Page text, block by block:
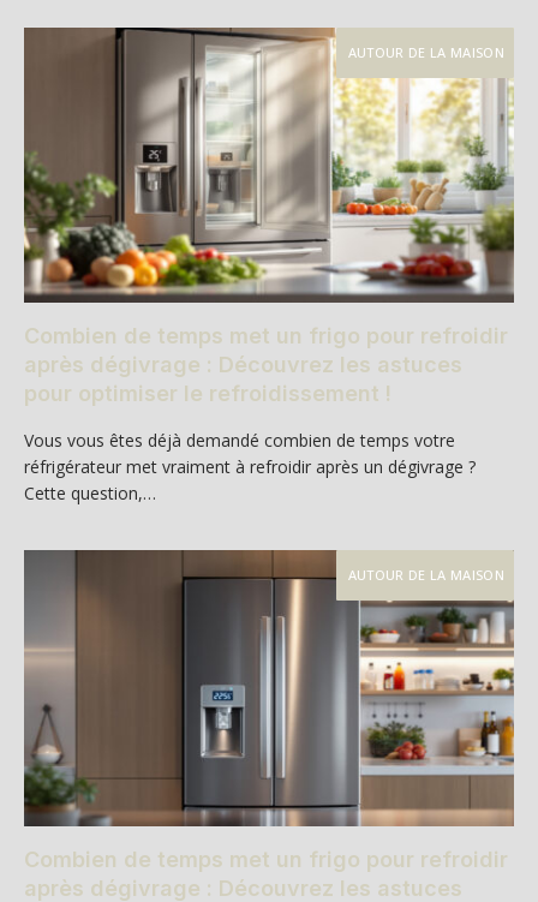
AUTOUR DE LA MAISON
Combien de temps met un frigo pour refroidir
après dégivrage : Découvrez les astuces
pour optimiser le refroidissement !
Vous vous êtes déjà demandé combien de temps votre
réfrigérateur met vraiment à refroidir après un dégivrage ?
Cette question,…
AUTOUR DE LA MAISON
Combien de temps met un frigo pour refroidir
après dégivrage : Découvrez les astuces